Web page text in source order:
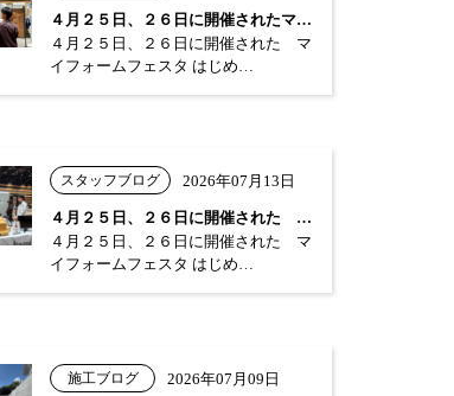
４月２５日、２６日に開催されたマイフォー…
４月２５日、２６日に開催された マ
イフォームフェスタ はじめ…
スタッフブログ 2026年07月13日
４月２５日、２６日に開催された マイフォ…
４月２５日、２６日に開催された マ
イフォームフェスタ はじめ…
施工ブログ 2026年07月09日